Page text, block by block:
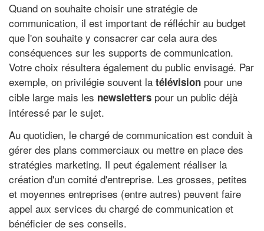
Quand on souhaite choisir une stratégie de
communication, il est important de réfléchir au budget
que l'on souhaite y consacrer car cela aura des
conséquences sur les supports de communication.
Votre choix résultera également du public envisagé. Par
exemple, on privilégie souvent la télévision pour une
cible large mais les newsletters pour un public déjà
intéressé par le sujet.
Au quotidien, le chargé de communication est conduit à
gérer des plans commerciaux ou mettre en place des
stratégies marketing. Il peut également réaliser la
création d'un comité d'entreprise. Les grosses, petites
et moyennes entreprises (entre autres) peuvent faire
appel aux services du chargé de communication et
bénéficier de ses conseils.